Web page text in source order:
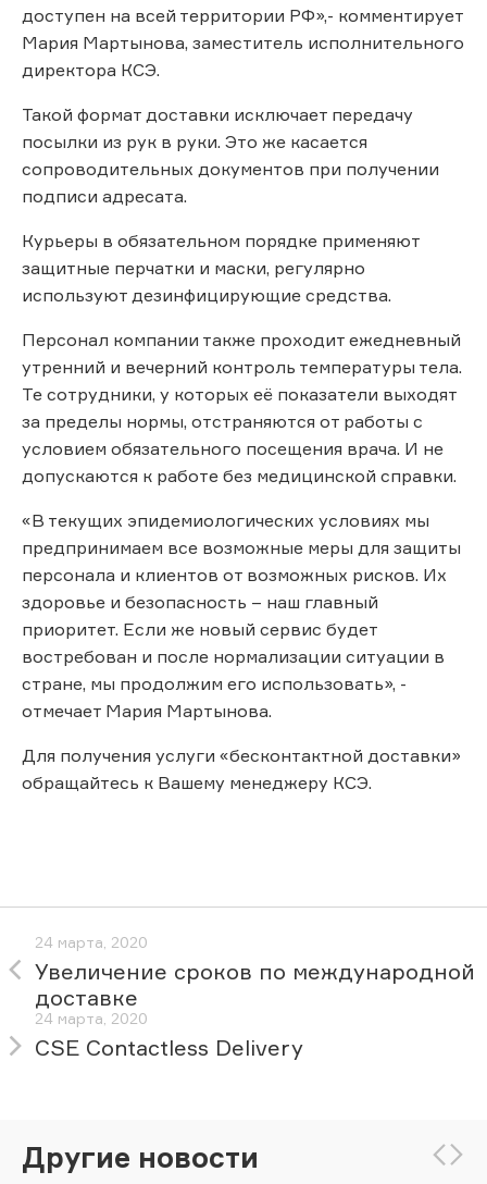
доступен на всей территории РФ»,- комментирует
Мария Мартынова, заместитель исполнительного
директора КСЭ.
Такой формат доставки исключает передачу
посылки из рук в руки. Это же касается
сопроводительных документов при получении
подписи адресата.
Курьеры в обязательном порядке применяют
защитные перчатки и маски, регулярно
используют дезинфицирующие средства.
Персонал компании также проходит ежедневный
утренний и вечерний контроль температуры тела.
Те сотрудники, у которых её показатели выходят
за пределы нормы, отстраняются от работы с
условием обязательного посещения врача. И не
допускаются к работе без медицинской справки.
«В текущих эпидемиологических условиях мы
предпринимаем все возможные меры для защиты
персонала и клиентов от возможных рисков. Их
здоровье и безопасность – наш главный
приоритет. Если же новый сервис будет
востребован и после нормализации ситуации в
стране, мы продолжим его использовать», -
отмечает Мария Мартынова.
Для получения услуги «бесконтактной доставки»
обращайтесь к Вашему менеджеру КСЭ.
24 марта, 2020
Увеличение сроков по международной
доставке
24 марта, 2020
CSE Contactless Delivery
Другие новости